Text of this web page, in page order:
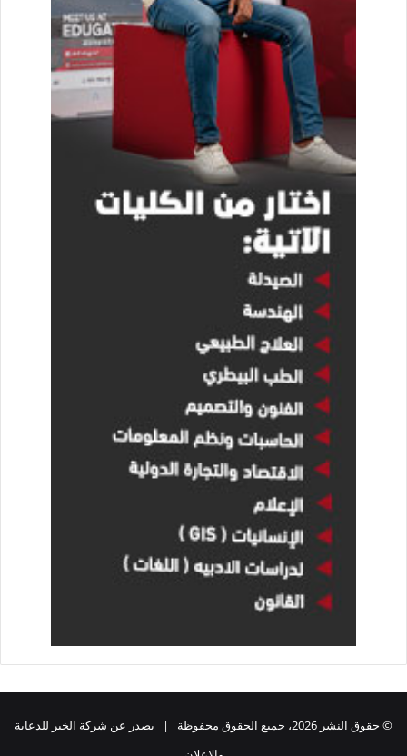
© حقوق النشر 2026، جميع الحقوق محفوظة | يصدر عن شركة الخبر للدعاية